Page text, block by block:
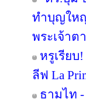
ทำบุญให
พระเจ้า
หรูเรีย
ลีฟ La
ธามไท